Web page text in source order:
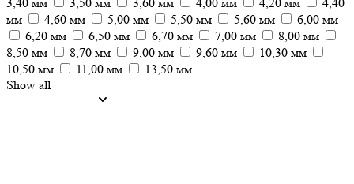
мм
4,60 мм 5,00 мм 5,50 мм 5,60 мм
6,00 мм
6,20 мм
6,50 мм 6,70 мм 7,00 мм
8,00 мм
8,50 мм
8,70 мм 9,00 мм 9,60 мм
10,30 мм
10,50 мм
11,00 мм
13,50 мм
Show all